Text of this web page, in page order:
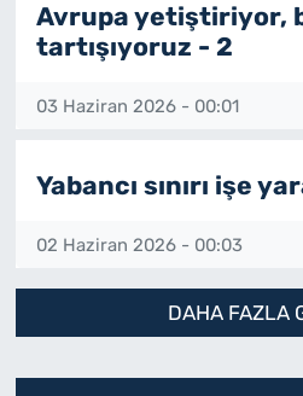
Avrupa yetiştiriyor,
tartışıyoruz - 2
03 Haziran 2026 - 00:01
Yabancı sınırı işe
02 Haziran 2026 - 00:03
DAHA FAZLA